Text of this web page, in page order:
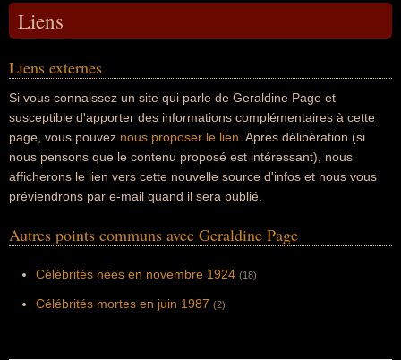
Liens
Liens externes
Si vous connaissez un site qui parle de Geraldine Page et
susceptible d'apporter des informations complémentaires à cette
page, vous pouvez nous proposer le lien . Après délibération (si
nous pensons que le contenu proposé est intéressant), nous
afficherons le lien vers cette nouvelle source d'infos et nous vous
préviendrons par e-mail quand il sera publié.
Autres points communs avec Geraldine Page
Célébrités nées en novembre 1924 (18)
Célébrités mortes en juin 1987 (2)